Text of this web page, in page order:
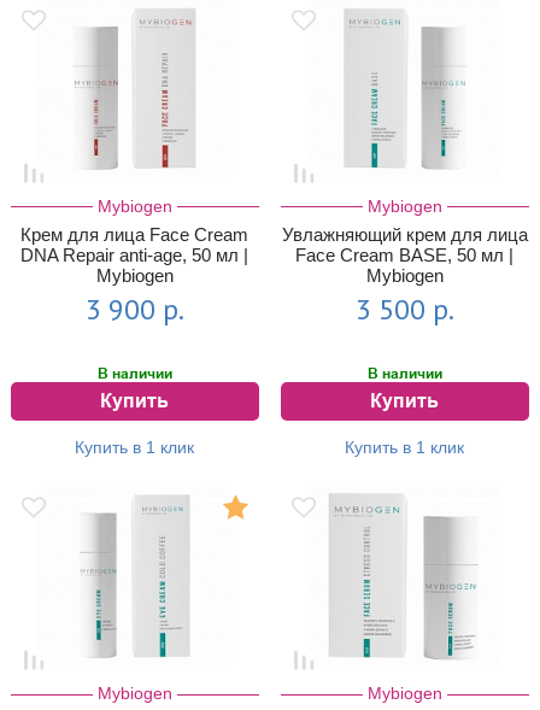
Mybiogen
Крем для лица Face Cream
DNA Repair anti-age, 50 мл |
Mybiogen
3 900 р.
В наличии
Купить
Купить в 1 клик
Mybiogen
Увлажняющий крем для лица
Face Cream BASE, 50 мл |
Mybiogen
3 500 р.
В наличии
Купить
Купить в 1 клик
Mybiogen Mybiogen